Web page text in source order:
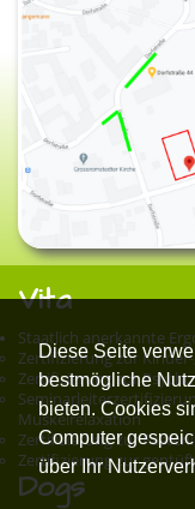
Diese Seite
bestmögliche
bieten. Cookies
Computer
über Ihr
Vita
Staatlich anerkannte
Zertifizierung zur
Zertifizierung zur
Muskelrelaxation
Zertifizierung zur
Zertifizierung zur
Dogs